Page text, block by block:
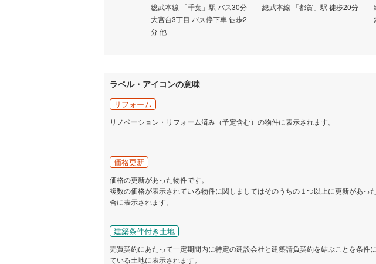
総武本線 「千葉」駅 バス30分
大宮台3丁目 バス停下車 徒歩2
分 他
総武本線 「都賀」駅 徒歩20分
ラベル・アイコンの意味
リフォーム
リノベーション・リフォーム済み（予定含む）の物件に表示されます。
価格更新
価格の更新があった物件です。
複数の価格が表示されている物件に関しましてはそのうちの１つ以上に更新があっ
合に表示されます。
建築条件付き土地
売買契約にあたって一定期間内に特定の建設会社と建築請負契約を結ぶことを条件
ている土地に表示されます。